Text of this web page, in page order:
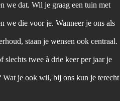
we dat. Wil je graag een tuin met
we die voor je. Wanneer je ons als
staan je wensen ook centraal.
twee à drie keer per jaar je
Wat je ook wil, bij ons kun je terecht